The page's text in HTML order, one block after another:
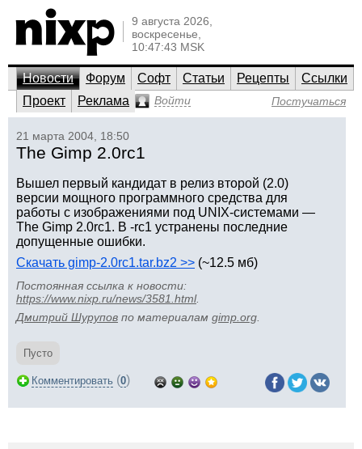
9 августа 2026,
воскресенье,
10:47:43 MSK
Новости Форум Софт Статьи Рецепты
Ссылки
Проект
Реклама Войти Постучаться
21 марта 2004, 18:50
The Gimp 2.0rc1
Вышел первый кандидат в релиз второй (2.0)
версии мощного программного средства для
работы с изображениями под UNIX-системами —
The Gimp 2.0rc1. В -rc1 устранены последние
допущенные ошибки.
Скачать gimp-2.0rc1.tar.bz2 >> (~12.5 мб)
Постоянная ссылка к новости:
https://www.nixp.ru/news/3581.html.
Дмитрий Шурупов по материалам gimp.org
Пусто
Комментировать (0)